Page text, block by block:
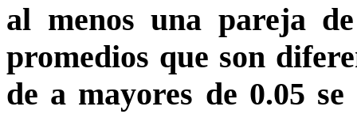
al menos una pareja
promedios que son
de a mayores de 0.05